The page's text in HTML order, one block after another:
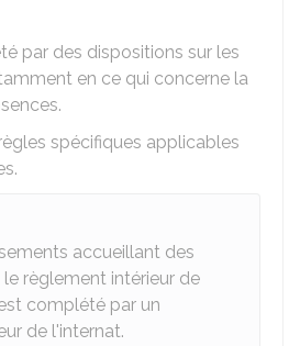
par des dispositions sur les
en ce qui concerne la
spécifiques applicables
accueillant des
le règlement intérieur de
complété par un
de l'internat.